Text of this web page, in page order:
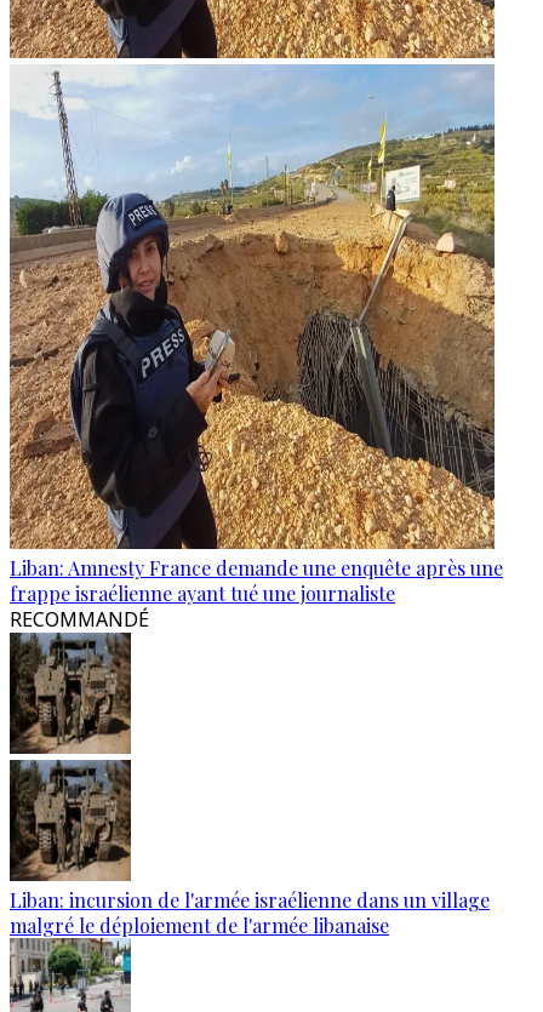
Liban: Amnesty France demande une enquête après une
frappe israélienne ayant tué une journaliste
RECOMMANDÉ
Liban: incursion de l'armée israélienne dans un village
malgré le déploiement de l'armée libanaise